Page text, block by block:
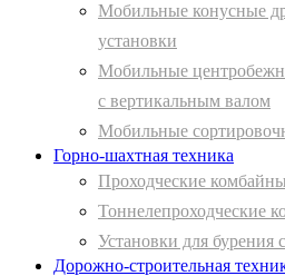
Мобильные конусные
установки
Мобильные
с вертикальным валом
Мобильные
Горно-шахтная техника
Проходческие
Тоннелепроходческие
Установки для
Дорожно-строительная